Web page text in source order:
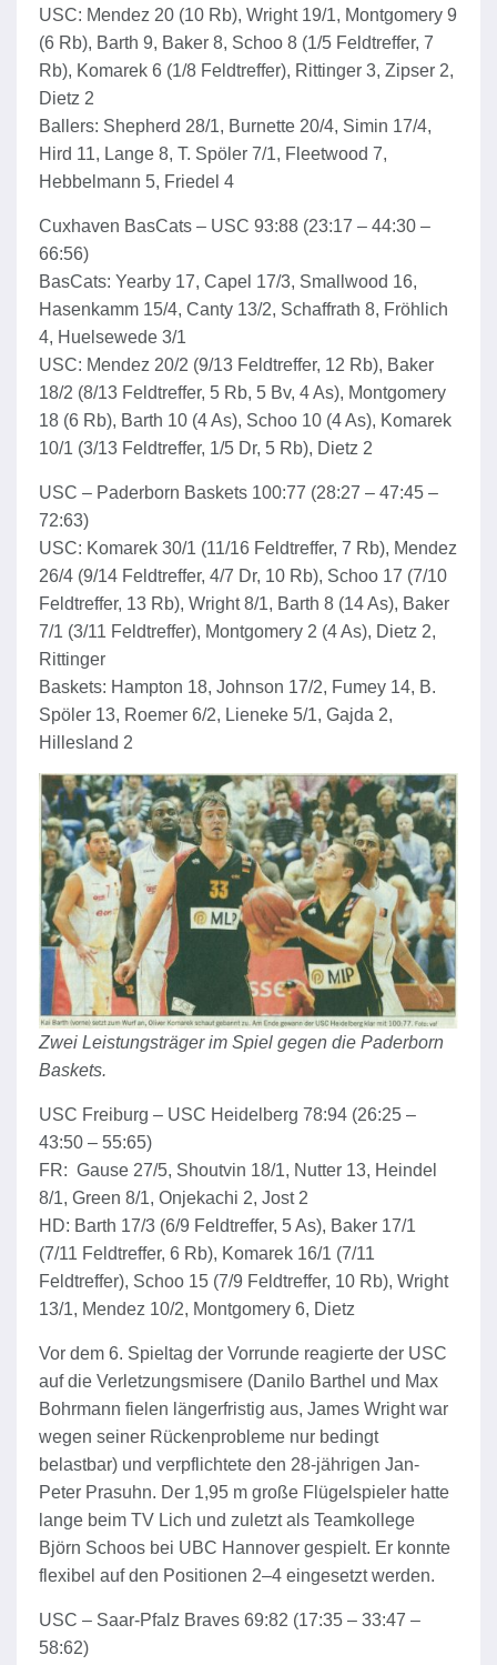
USC: Mendez 20 (10 Rb), Wright 19/1, Montgomery 9
(6 Rb), Barth 9, Baker 8, Schoo 8 (1/5 Feldtreffer, 7
Rb), Komarek 6 (1/8 Feldtreffer), Rittinger 3, Zipser 2,
Dietz 2
Ballers: Shepherd 28/1, Burnette 20/4, Simin 17/4,
Hird 11, Lange 8, T. Spöler 7/1, Fleetwood 7,
Hebbelmann 5, Friedel 4
Cuxhaven BasCats – USC 93:88 (23:17 – 44:30 –
66:56)
BasCats: Yearby 17, Capel 17/3, Smallwood 16,
Hasenkamm 15/4, Canty 13/2, Schaffrath 8, Fröhlich
4, Huelsewede 3/1
USC: Mendez 20/2 (9/13 Feldtreffer, 12 Rb), Baker
18/2 (8/13 Feldtreffer, 5 Rb, 5 Bv, 4 As), Montgomery
18 (6 Rb), Barth 10 (4 As), Schoo 10 (4 As), Komarek
10/1 (3/13 Feldtreffer, 1/5 Dr, 5 Rb), Dietz 2
USC – Paderborn Baskets 100:77 (28:27 – 47:45 –
72:63)
USC: Komarek 30/1 (11/16 Feldtreffer, 7 Rb), Mendez
26/4 (9/14 Feldtreffer, 4/7 Dr, 10 Rb), Schoo 17 (7/10
Feldtreffer, 13 Rb), Wright 8/1, Barth 8 (14 As), Baker
7/1 (3/11 Feldtreffer), Montgomery 2 (4 As), Dietz 2,
Rittinger
Baskets: Hampton 18, Johnson 17/2, Fumey 14, B.
Spöler 13, Roemer 6/2, Lieneke 5/1, Gajda 2,
Hillesland 2
Zwei Leistungsträger im Spiel gegen die Paderborn
Baskets.
USC Freiburg – USC Heidelberg 78:94 (26:25 –
43:50 – 55:65)
FR: Gause 27/5, Shoutvin 18/1, Nutter 13, Heindel
8/1, Green 8/1, Onjekachi 2, Jost 2
HD: Barth 17/3 (6/9 Feldtreffer, 5 As), Baker 17/1
(7/11 Feldtreffer, 6 Rb), Komarek 16/1 (7/11
Feldtreffer), Schoo 15 (7/9 Feldtreffer, 10 Rb), Wright
13/1, Mendez 10/2, Montgomery 6, Dietz
Vor dem 6. Spieltag der Vorrunde reagierte der USC
auf die Verletzungsmisere (Danilo Barthel und Max
Bohrmann fielen längerfristig aus, James Wright war
wegen seiner Rückenprobleme nur bedingt
belastbar) und verpflichtete den 28-jährigen Jan-
Peter Prasuhn. Der 1,95 m große Flügelspieler hatte
lange beim TV Lich und zuletzt als Teamkollege
Björn Schoos bei UBC Hannover gespielt. Er konnte
flexibel auf den Positionen 2–4 eingesetzt werden.
USC – Saar-Pfalz Braves 69:82 (17:35 – 33:47 –
58:62)